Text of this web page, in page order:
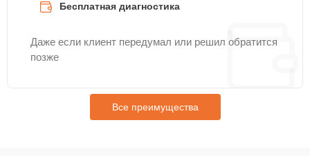
Бесплатная диагностика
Даже если клиент передумал или решил обратится
позже
Все преимущества